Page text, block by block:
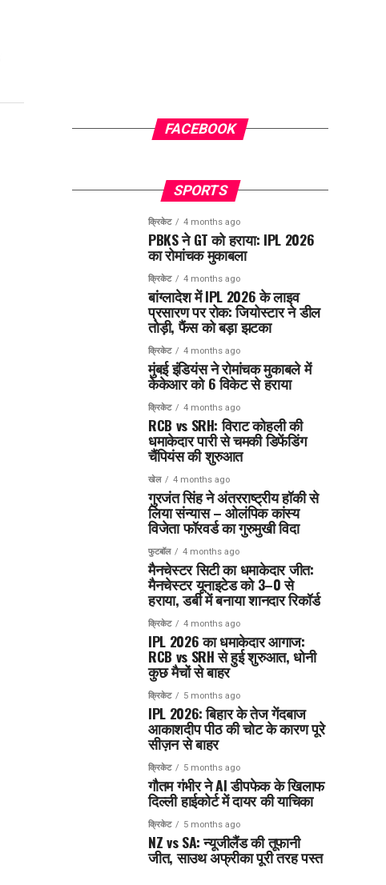
FACEBOOK
SPORTS
क्रिकेट 4 months ago
PBKS ने GT को हराया: IPL 2026
का रोमांचक मुकाबला
क्रिकेट 4 months ago
बांग्लादेश में IPL 2026 के लाइव
प्रसारण पर रोक: जियोस्टार ने डील
तोड़ी, फैंस को बड़ा झटका
क्रिकेट 4 months ago
मुंबई इंडियंस ने रोमांचक मुकाबले में
केकेआर को 6 विकेट से हराया
क्रिकेट 4 months ago
RCB vs SRH: विराट कोहली की
धमाकेदार पारी से चमकी डिफेंडिंग
चैंपियंस की शुरुआत
खेल 4 months ago
गुरजंत सिंह ने अंतरराष्ट्रीय हॉकी से
लिया संन्यास – ओलंपिक कांस्य
विजेता फॉरवर्ड का गुरुमुखी विदा
फुटबॉल 4 months ago
मैनचेस्टर सिटी का धमाकेदार जीत:
मैनचेस्टर यूनाइटेड को 3–0 से
हराया, डर्बी में बनाया शानदार रिकॉर्ड
क्रिकेट 4 months ago
IPL 2026 का धमाकेदार आगाज:
RCB vs SRH से हुई शुरुआत, धोनी
कुछ मैचों से बाहर
क्रिकेट 5 months ago
IPL 2026: बिहार के तेज गेंदबाज
आकाशदीप पीठ की चोट के कारण पूरे
सीज़न से बाहर
क्रिकेट 5 months ago
गौतम गंभीर ने AI डीपफेक के खिलाफ
दिल्ली हाईकोर्ट में दायर की याचिका
क्रिकेट 5 months ago
NZ vs SA: न्यूजीलैंड की तूफानी
जीत, साउथ अफ्रीका पूरी तरह पस्त